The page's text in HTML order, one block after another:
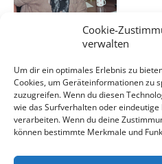
Cookie-
verwalten
Um dir ein optimales Erlebnis zu
Cookies, um Geräteinformationen zu
zuzugreifen. Wenn du diesen
wie das Surfverhalten oder eindeutige
verarbeiten. Wenn du deine
können bestimmte Merkmale und